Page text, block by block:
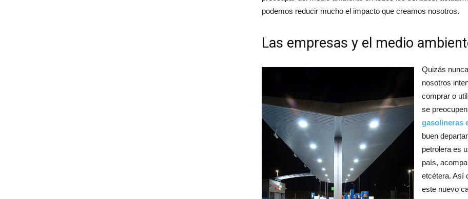
podemos reducir mucho el impacto que creamos nosotros.
Las empresas y el medio
Quizás
nosotros
comprar o
se
gasolineras
buen
petrolera es
país,
etcétera. Así
este nuevo